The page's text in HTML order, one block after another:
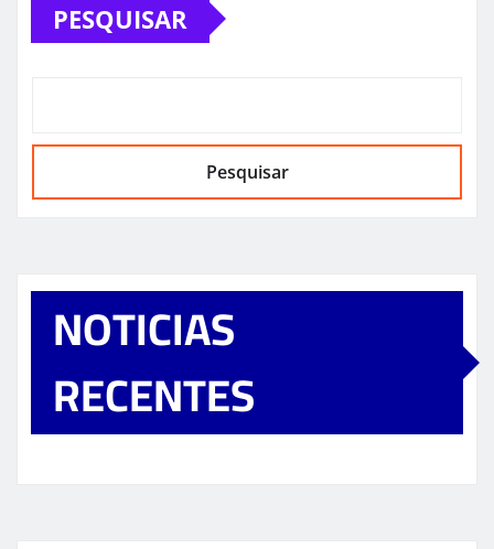
PESQUISAR
Pesquisar
NOTICIAS
RECENTES